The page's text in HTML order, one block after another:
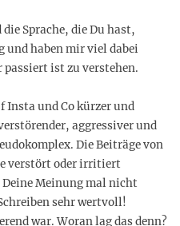
Sprache, die Du hast,
haben mir viel dabei
ist zu verstehen.
Insta und Co kürzer und
aggressiver und
Die Beiträge von
verstört oder irritiert
Meinung mal nicht
sehr wertvoll!
war. Woran lag das denn?